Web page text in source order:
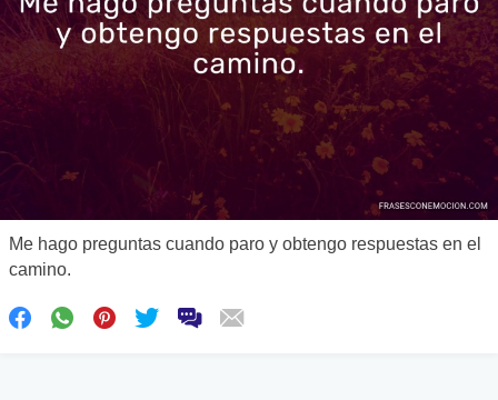
Me hago preguntas cuando paro y obtengo respuestas en el
camino.